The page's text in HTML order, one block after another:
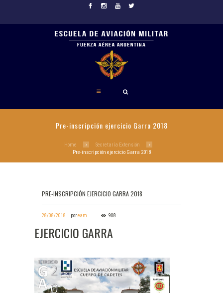
Pre-inscripción ejercicio Garra 2018
Home
Secretaría Extensión
Pre-inscripción ejercicio Garra 2018
PRE-INSCRIPCIÓN EJERCICIO GARRA 2018
28/08/2018 poream 908
EJERCICIO GARRA